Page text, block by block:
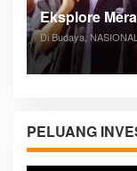
Posyandu
Di ADVERTORIAL,
PELUANG